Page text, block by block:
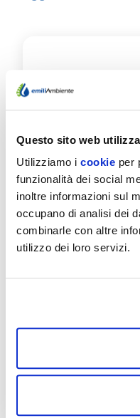
Questo sito web
Utilizziamo i cookie per
funzionalità dei social
inoltre informazioni sul
occupano di analisi dei
combinarle con altre
utilizzo dei loro servizi.
CHIUSURE
E I CANALI
CON NOI
EmiliAmbiente
venerdì 14
Idrico di Fidenza
Scopri di più
SERVIZIO